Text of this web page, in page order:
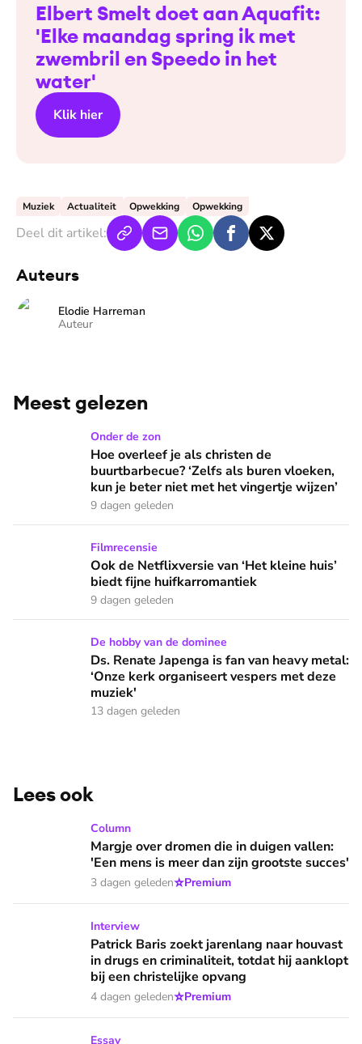
Elbert Smelt doet aan Aquafit:
'Elke maandag spring ik met
zwembril en Speedo in het
water'
Klik hier
Muziek Actualiteit Opwekking Opwekking
Deel dit artikel:
Auteurs
Elodie Harreman
Auteur
Meest gelezen
Hoe overleef je als christen de buurtbarbecue? ‘Zelfs als
Onder de zon
Hoe overleef je als christen de
buurtbarbecue? ‘Zelfs als buren vloeken,
kun je beter niet met het vingertje wijzen’
9 dagen geleden
Ook de Netflixversie van ‘Het kleine huis’ biedt fijne
Filmrecensie
Ook de Netflixversie van ‘Het kleine huis’
biedt fijne huifkarromantiek
9 dagen geleden
Ds. Renate Japenga is fan van heavy metal: ‘Onze kerk
De hobby van de dominee
Ds. Renate Japenga is fan van heavy metal:
‘Onze kerk organiseert vespers met deze
muziek'
13 dagen geleden
Lees ook
Margje over dromen die in duigen vallen: 'Een mens is
Column
Margje over dromen die in duigen vallen:
'Een mens is meer dan zijn grootste succes'
3 dagen geleden⭐Premium
Patrick Baris zoekt jarenlang naar houvast in drugs en
Interview
Patrick Baris zoekt jarenlang naar houvast
in drugs en criminaliteit, totdat hij aanklopt
bij een christelijke opvang
4 dagen geleden⭐Premium
Wat we kunnen leren van ontmoetingen in de Bijbel:
Essay